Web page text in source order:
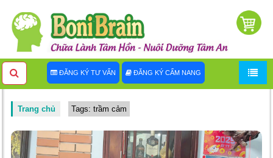
ĐĂNG KÝ TƯ VẤN ĐĂNG KÝ CẨM NANG
Trang chủ Tags: trầm cảm